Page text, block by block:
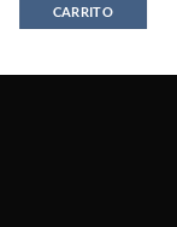
CARRITO